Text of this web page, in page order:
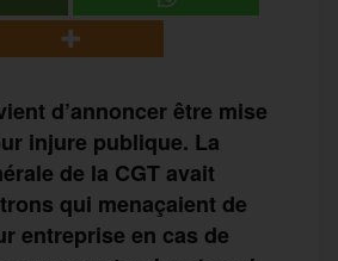
d’annoncer être mise
injure publique. La
de la CGT avait
qui menaçaient de
entreprise en cas de